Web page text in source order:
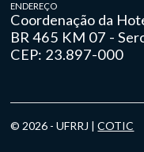
ENDEREÇO
Coordenação da
BR 465 KM 07 -
CEP: 23.897-000
© 2026 - UFRRJ |COTIC